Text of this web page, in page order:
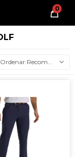
0
Recomendados